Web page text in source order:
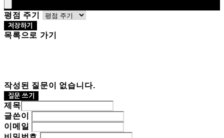
평점 주기
저장하기
목록으로 가기
작성된 질문이 없습니다.
질문 쓰기
제목
글쓴이
이메일